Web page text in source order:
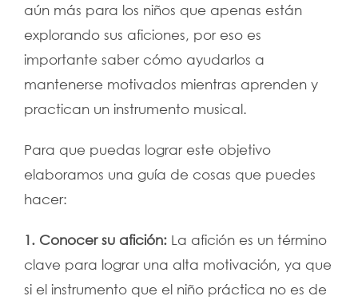
aún más para los niños que apenas están
explorando sus aficiones, por eso es
importante saber cómo ayudarlos a
mantenerse motivados mientras aprenden y
practican un instrumento musical.
Para que puedas lograr este objetivo
elaboramos una guía de cosas que puedes
hacer:
1. Conocer su afición: La afición es un término
clave para lograr una alta motivación, ya que
si el instrumento que el niño práctica no es de